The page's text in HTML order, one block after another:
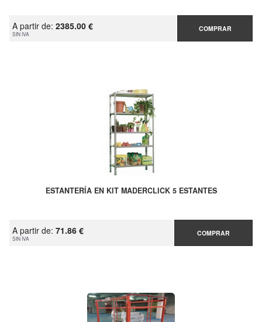
A partir de: 2385.00 €
SIN IVA
COMPRAR
ESTANTERÍA EN KIT MADERCLICK 5 ESTANTES
A partir de: 71.86 €
SIN IVA
COMPRAR